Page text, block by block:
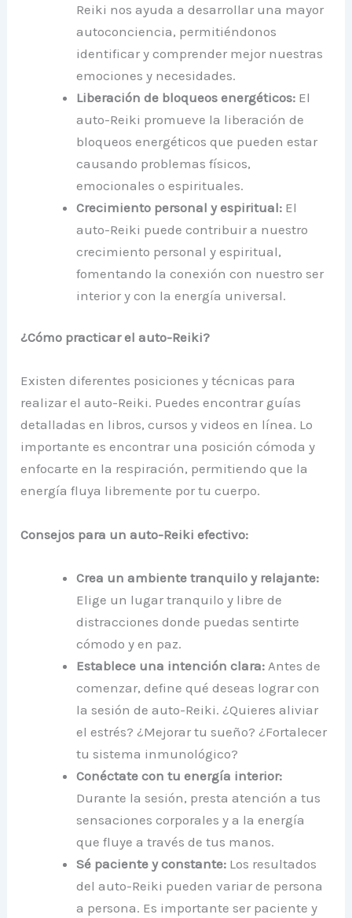
Reiki nos ayuda a desarrollar una mayor
autoconciencia, permitiéndonos
identificar y comprender mejor nuestras
emociones y necesidades.
Liberación de bloqueos energéticos: El
auto-Reiki promueve la liberación de
bloqueos energéticos que pueden estar
causando problemas físicos,
emocionales o espirituales.
Crecimiento personal y espiritual: El
auto-Reiki puede contribuir a nuestro
crecimiento personal y espiritual,
fomentando la conexión con nuestro ser
interior y con la energía universal.
¿Cómo practicar el auto-Reiki?
Existen diferentes posiciones y técnicas para
realizar el auto-Reiki. Puedes encontrar guías
detalladas en libros, cursos y videos en línea. Lo
importante es encontrar una posición cómoda y
enfocarte en la respiración, permitiendo que la
energía fluya libremente por tu cuerpo.
Consejos para un auto-Reiki efectivo:
Crea un ambiente tranquilo y relajante:
Elige un lugar tranquilo y libre de
distracciones donde puedas sentirte
cómodo y en paz.
Establece una intención clara: Antes de
comenzar, define qué deseas lograr con
la sesión de auto-Reiki. ¿Quieres aliviar
el estrés? ¿Mejorar tu sueño? ¿Fortalecer
tu sistema inmunológico?
Conéctate con tu energía interior:
Durante la sesión, presta atención a tus
sensaciones corporales y a la energía
que fluye a través de tus manos.
Sé paciente y constante: Los resultados
del auto-Reiki pueden variar de persona
a persona. Es importante ser paciente y